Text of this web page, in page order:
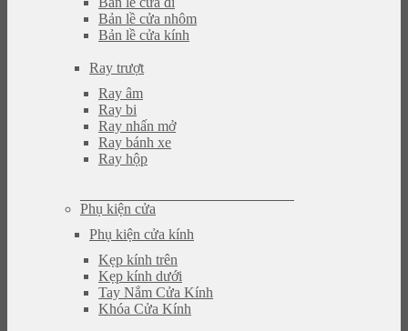
Bản lề cửa nhôm
Bản lề cửa kính
Ray trượt
Ray âm
Ray bi
Ray nhấn mở
Ray bánh xe
Ray hộp
Phụ kiện cửa
Phụ kiện cửa kính
Kẹp kính trên
Kẹp kính dưới
Tay Nắm Cửa Kính
Khóa Cửa Kính